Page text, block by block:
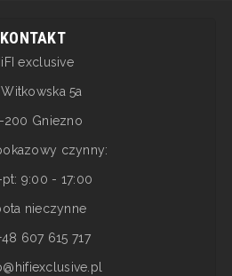
KONTAKT
exclusive
5a
200 Gniezno
czynny:
9:00 - 17:00
nieczynne
607 615 717